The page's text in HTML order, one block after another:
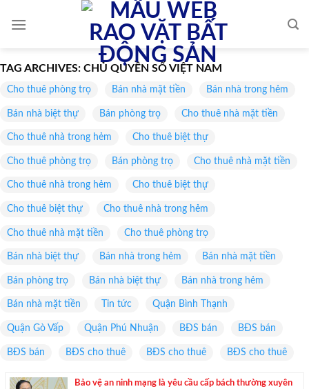
TAG ARCHIVES: CHỦ QUYỀN SỐ VIỆT NAM
Cho thuê phòng trọ Bán nhà mặt tiền Bán nhà trong hẻm
Bán nhà biệt thự Bán phòng trọ Cho thuê nhà mặt tiền
Cho thuê nhà trong hẻm Cho thuê biệt thự
Cho thuê phòng trọ Bán phòng trọ Cho thuê nhà mặt tiền
Cho thuê nhà trong hẻm Cho thuê biệt thự
Cho thuê biệt thự Cho thuê nhà trong hẻm
Cho thuê nhà mặt tiền Cho thuê phòng trọ
Bán nhà biệt thự Bán nhà trong hẻm Bán nhà mặt tiền
Bán phòng trọ Bán nhà biệt thự Bán nhà trong hẻm
Bán nhà mặt tiền Tin tức Quận Bình Thạnh
Quận Gò Vấp Quận Phú Nhuận BĐS bán BĐS bán
BĐS bán BĐS cho thuê BĐS cho thuê BĐS cho thuê
Bảo vệ an ninh mạng là yêu cầu cấp bách thường xuyên